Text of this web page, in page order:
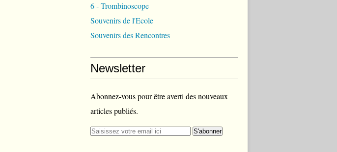
6 - Trombinoscope
Souvenirs de l'Ecole
Souvenirs des Rencontres
Newsletter
Abonnez-vous pour être averti des nouveaux
articles publiés.